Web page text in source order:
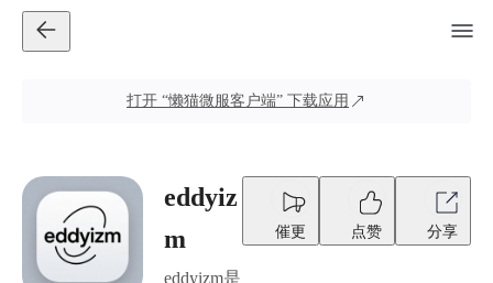
打开 “懒猫微服客户端” 下载应用
eddyiz
m
eddyizm是
催更 点赞 分享